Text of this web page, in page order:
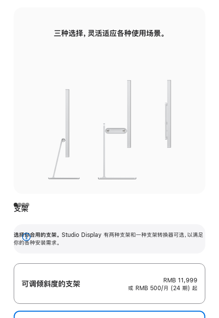
三种选择，灵活适应各种使用场景。
支架
选择你合用的支架。 Studio Display 有两种支架和一种支架转换器可选，以满足
你的各种安装需求。
展
可调倾斜度的支架
RMB 11,999
或 RMB 500/月 (24 期) 起